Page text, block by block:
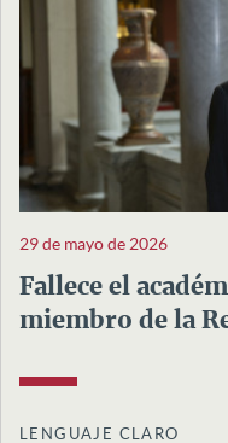
29 de mayo de 2026
Fallece el
miembro de la
LENGUAJE CLARO